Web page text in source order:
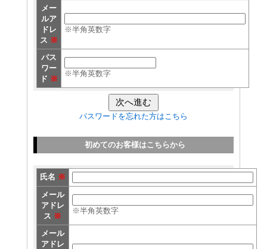
メー
ルア
ドレ
ス ※
※半角英数字
パス
ワー
ド ※
※半角英数字
パスワードを忘れた方はこちら
初めてのお客様はこちらから
氏名 ※
メール
アドレ
ス ※
※半角英数字
メール
アドレ